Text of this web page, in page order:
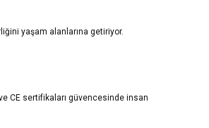
yaşam alanlarına getiriyor.
CE sertifikaları güvencesinde insan